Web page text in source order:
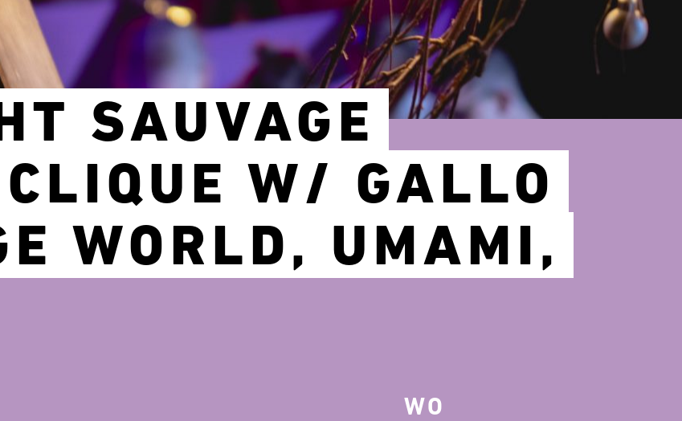
SAUVAGE
W/ GALLO
WORLD, UMAMI,
WO